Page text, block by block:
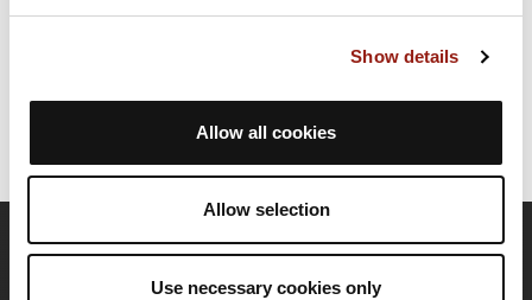
Show details
Allow all cookies
Allow selection
Use necessary cookies only
Dernière modification de la fiche parcours: 15 avril 2011 à 18:21:29.
OpenRunner